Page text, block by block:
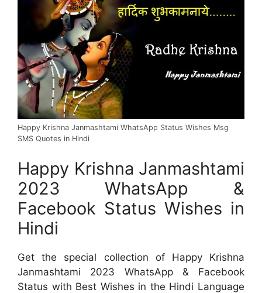
Happy Krishna Janmashtami WhatsApp Status Wishes Msg
SMS Quotes in Hindi
Happy Krishna Janmashtami
2023 WhatsApp &
Facebook Status Wishes in
Hindi
Get the special collection of Happy Krishna
Janmashtami 2023 WhatsApp & Facebook
Status with Best Wishes in the Hindi Language